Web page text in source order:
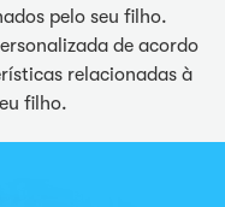
pelo seu filho.
de acordo
relacionadas à
filho.